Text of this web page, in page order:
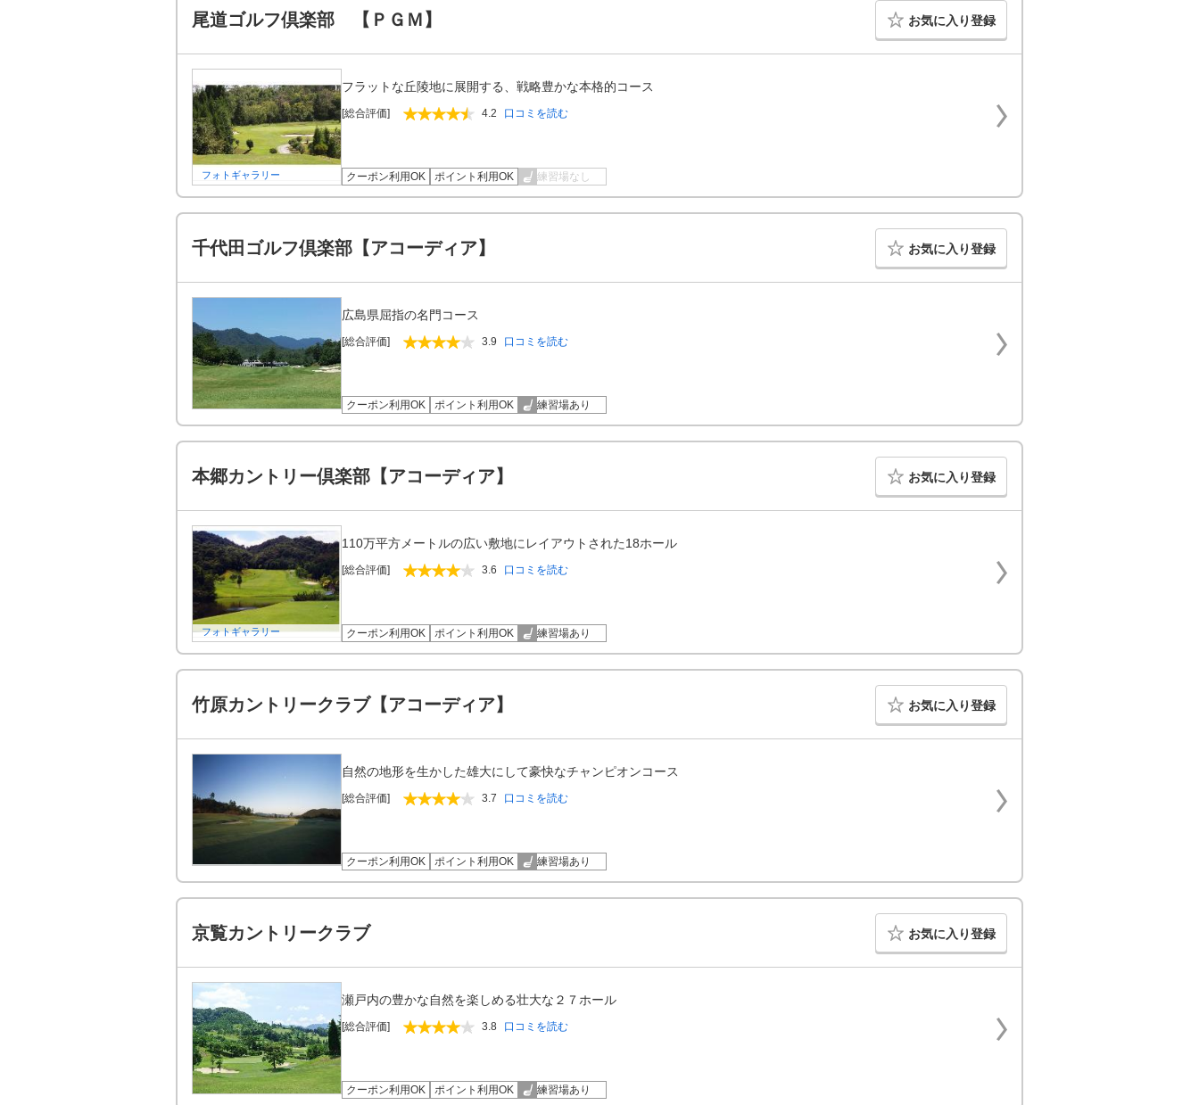
尾道ゴルフ倶楽部 【ＰＧＭ】 お気に入り登録
フォトギャラリー
フラットな丘陵地に展開する、戦略豊かな本格的コース
[総合評価] 4.2 口コミを読む
クーポン利用OK ポイント利用OK 練習場なし
千代田ゴルフ倶楽部【アコーディア】 お気に入り登録
広島県屈指の名門コース
[総合評価] 3.9 口コミを読む
クーポン利用OK ポイント利用OK 練習場あり
本郷カントリー倶楽部【アコーディア】 お気に入り登録
フォトギャラリー
110万平方メートルの広い敷地にレイアウトされた18ホール
[総合評価] 3.6 口コミを読む
クーポン利用OK ポイント利用OK 練習場あり
竹原カントリークラブ【アコーディア】 お気に入り登録
自然の地形を生かした雄大にして豪快なチャンピオンコース
[総合評価] 3.7 口コミを読む
クーポン利用OK ポイント利用OK 練習場あり
京覧カントリークラブ お気に入り登録
瀬戸内の豊かな自然を楽しめる壮大な２７ホール
[総合評価] 3.8 口コミを読む
クーポン利用OK ポイント利用OK 練習場あり